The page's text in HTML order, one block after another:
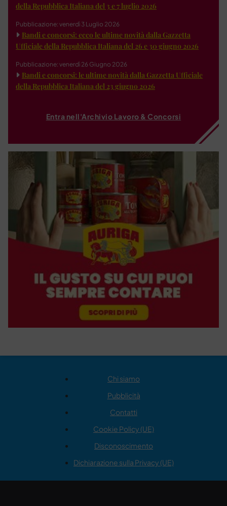
della Repubblica Italiana del 3 e 7 luglio 2026
Pubblicazione: venerdì 3 Luglio 2026
Bandi e concorsi: ecco le ultime novità dalla Gazzetta
Ufficiale della Repubblica Italiana del 26 e 30 giugno 2026
Pubblicazione: venerdì 26 Giugno 2026
Bandi e concorsi: le ultime novità dalla Gazzetta Ufficiale
della Repubblica Italiana del 23 giugno 2026
Entra nell'Archivio Lavoro & Concorsi
Chi siamo
Pubblicità
Contatti
Cookie Policy (UE)
Disconoscimento
Dichiarazione sulla Privacy (UE)